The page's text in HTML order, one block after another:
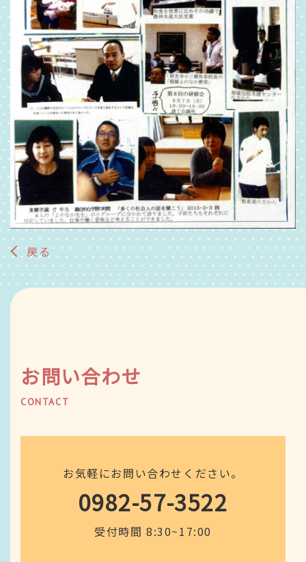
戻る
お問い合わせ
CONTACT
お気軽にお問い合わせください。
0982-57-3522
受付時間 8:30~17:00